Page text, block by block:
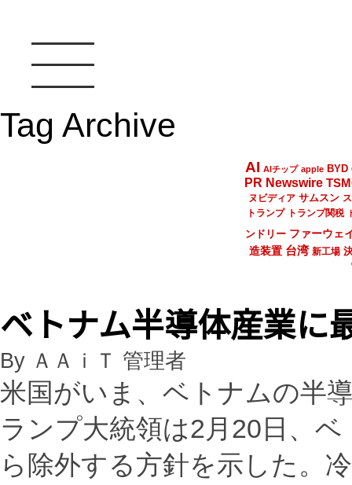
Tag Archive
AI AIチップ apple BYD
PR Newswire
ヌビディア サムスン
トランプ
トランプ関税
ンドリー ファーウェ
造装置 台湾 新工場
ベトナム半導体産業に
By ＡＡｉＴ 管理者
米国がいま、ベトナムの半
ランプ大統領は2月20日、
ら除外する方針を示した。